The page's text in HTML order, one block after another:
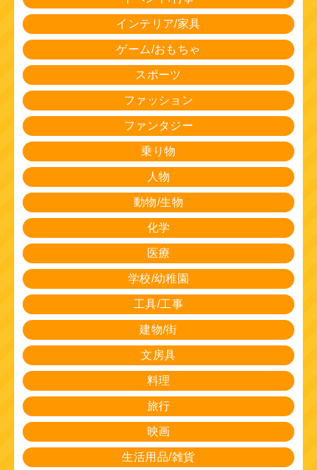
インテリア/家具
ゲーム/おもちゃ
スポーツ
ファッション
ファンタジー
乗り物
人物
動物/生物
化学
医療
学校/幼稚園
工具/工事
建物/街
文房具
料理
旅行
映画
生活用品/雑貨